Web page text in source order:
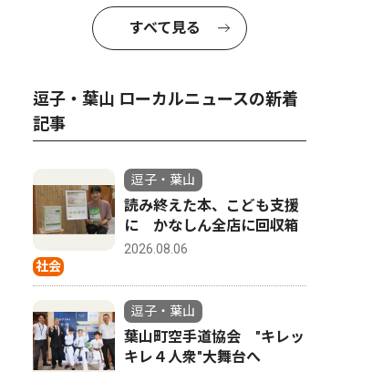
すべて見る
逗子・葉山 ローカルニュースの新着
記事
社会
逗子・葉山
読み終えた本、こども支援
に かなしん全店に回収箱
2026.08.06
逗子・葉山
葉山町空手道協会 "キレッ
キレ４人衆"大舞台へ